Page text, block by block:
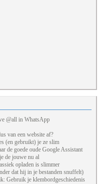
@all in WhatsApp
van een website af?
(en gebruikt) je ze slim
de goede oude Google Assistant
de jouwe nu al
opladen is slimmer
dat hij in je bestanden snuffelt)
Gebruik je klembordgeschiedenis